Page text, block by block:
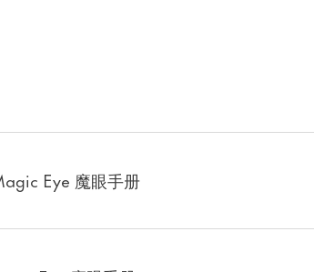
Eye 魔眼手册